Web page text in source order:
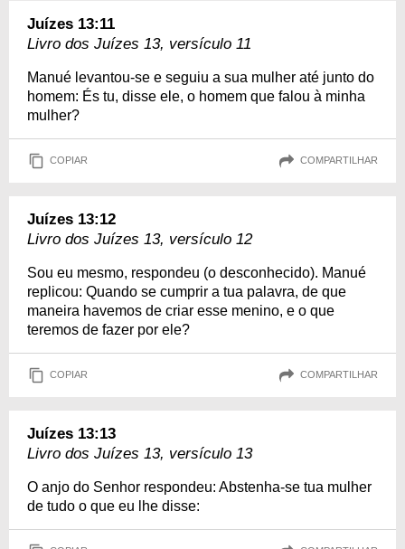
Juízes 13:11
Livro dos Juízes 13, versículo 11
Manué levantou-se e seguiu a sua mulher até junto do
homem: És tu, disse ele, o homem que falou à minha
mulher?
COPIAR COMPARTILHAR
Juízes 13:12
Livro dos Juízes 13, versículo 12
Sou eu mesmo, respondeu (o desconhecido). Manué
replicou: Quando se cumprir a tua palavra, de que
maneira havemos de criar esse menino, e o que
teremos de fazer por ele?
COPIAR COMPARTILHAR
Juízes 13:13
Livro dos Juízes 13, versículo 13
O anjo do Senhor respondeu: Abstenha-se tua mulher
de tudo o que eu lhe disse: